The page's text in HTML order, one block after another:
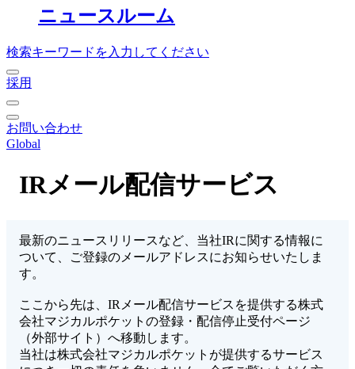
ニュースルーム
検索キーワードを入力してください
採用
お問い合わせ
Global
IRメール配信サービス
最新のニュースリリースなど、当社IRに関する情報に
ついて、ご登録のメールアドレスにお知らせいたしま
す。
ここから先は、IRメール配信サービスを提供する株式
会社マジカルポケットの登録・配信停止受付ページ
（外部サイト）へ移動します。
当社は株式会社マジカルポケットが提供するサービス